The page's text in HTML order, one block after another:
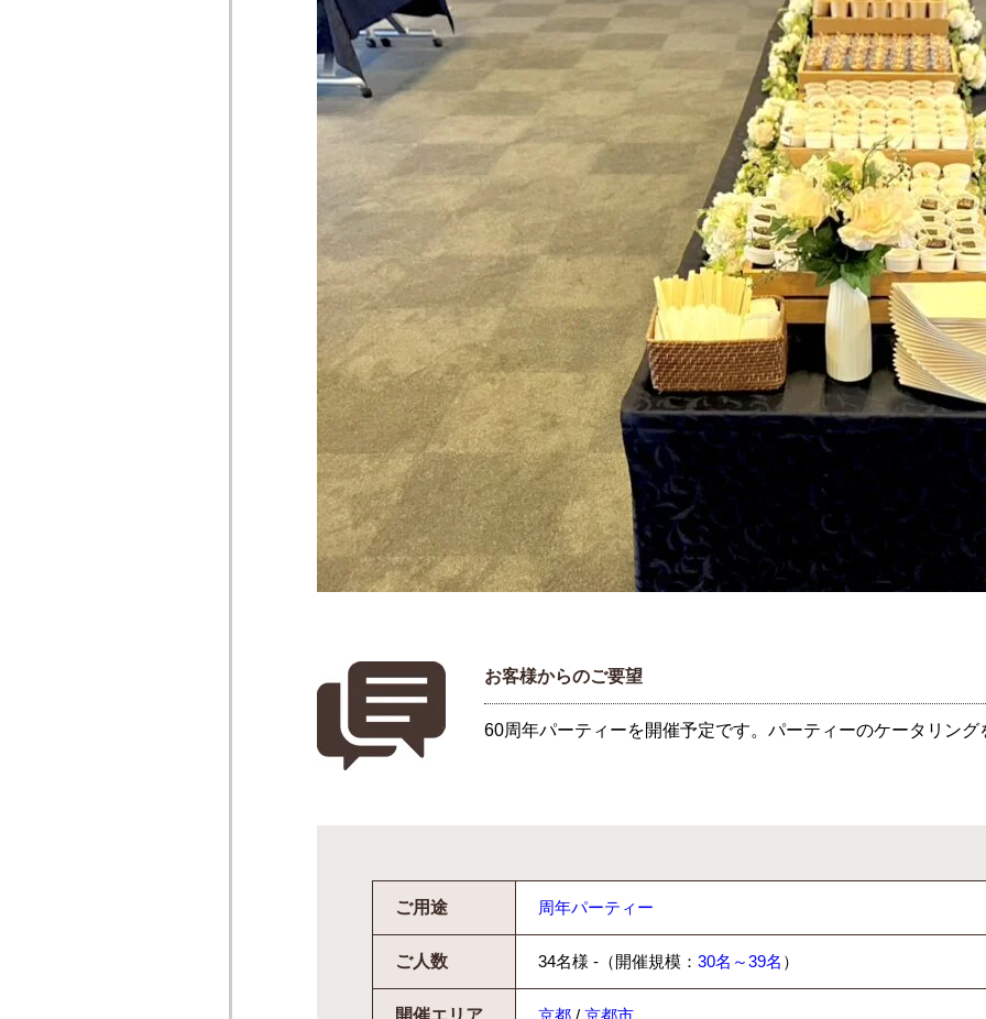
お客様からのご要望
60周年パーティーを開催予定です。パーティーのケータリング
ご用途 周年パーティー
ご人数 34名様 -（開催規模： 30名～39名 ）
開催エリア 京都 / 京都市